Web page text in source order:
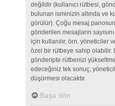
değildir (kullanıcı rütbesi,
bulunan isminizin altında ve
görülür). Çoğu mesaj
gönderilen mesajların
için kullanılır, örn. yöneticiler
özel bir rütbeye sahip olabilir.
gönderipte rütbenizi
edeceğiniz tek sonuç,
düşürmesi olacaktır.
Başa dön